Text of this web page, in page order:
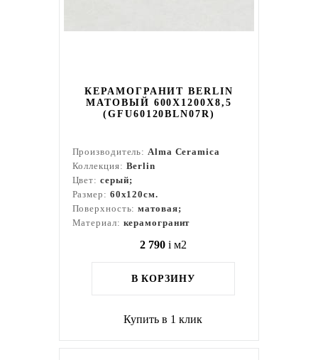
КЕРАМОГРАНИТ BERLIN
МАТОВЫЙ 600X1200X8,5
(GFU60120BLN07R)
Производитель:Alma Ceramica
Коллекция: Berlin
Цвет: серый;
Размер: 60x120см.
Поверхность:матовая;
Материал: керамогранит
2 790 i м2
В КОРЗИНУ
Купить в 1 клик